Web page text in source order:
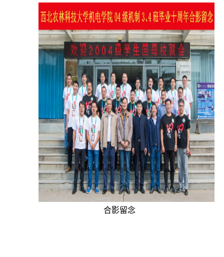
合影留念